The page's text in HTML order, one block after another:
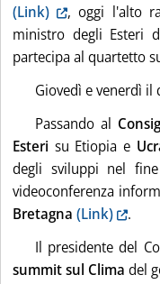
(Link) , oggi l'alto
ministro degli Esteri
partecipa al quartetto
Giovedì e venerdì
Passando al
Esteri su Etiopia e
degli sviluppi nel
videoconferenza
Bretagna (Link)
.
Il presidente del
summit sul Clima del